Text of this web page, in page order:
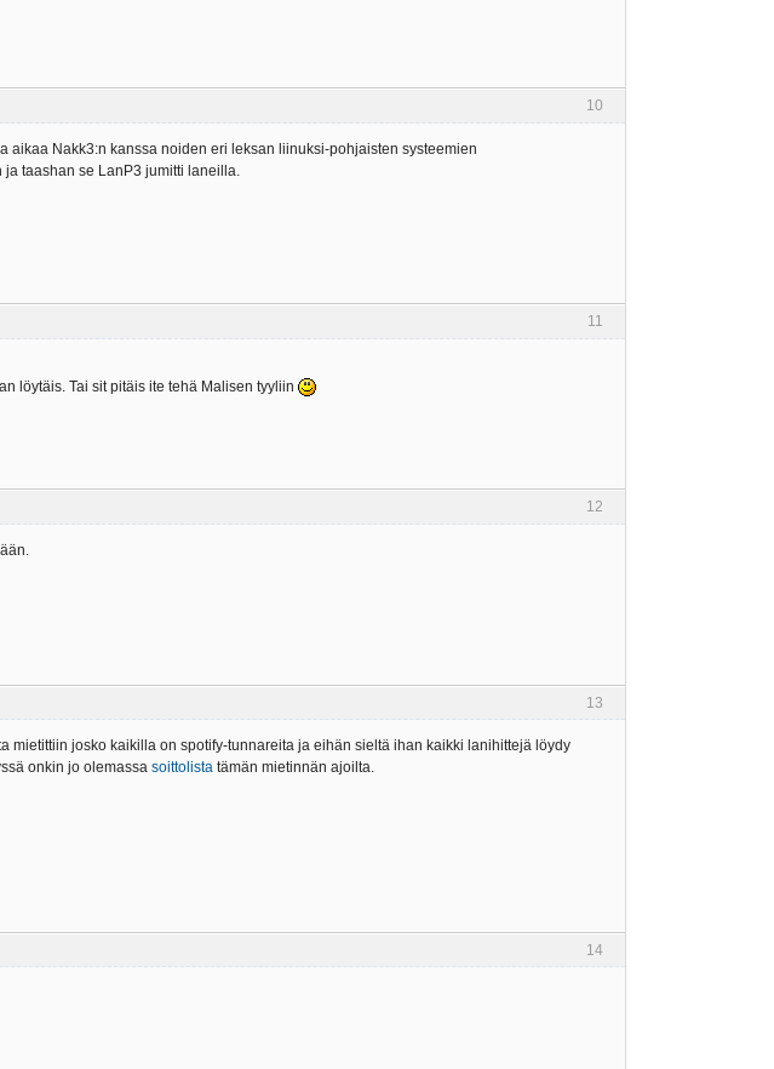
10
Nakk3:n kanssa noiden eri leksan liinuksi-pohjaisten systeemien
taashan se LanP3 jumitti laneilla.
11
löytäis. Tai sit pitäis ite tehä Malisen tyyliin
12
13
mietittiin josko kaikilla on spotify-tunnareita ja eihän sieltä ihan kaikki lanihittejä löydy
onkin jo olemassa soittolista tämän mietinnän ajoilta.
14